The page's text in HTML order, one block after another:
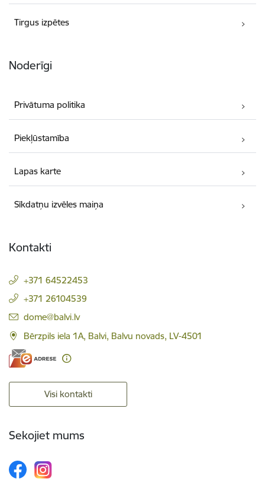
Tirgus izpētes
Noderīgi
Privātuma politika
Piekļūstamība
Lapas karte
Sīkdatņu izvēles maiņa
Kontakti
+371 64522453
+371 26104539
E-pasts:
dome@balvi.lv
Bērzpils iela 1A, Balvi, Balvu novads, LV-4501
Visi kontakti
Sekojiet mums